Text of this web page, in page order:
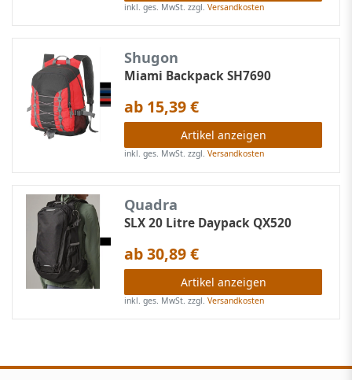
inkl. ges. MwSt. zzgl.Versandkosten
Shugon
Miami Backpack SH7690
ab 15,39 €
Artikel anzeigen
inkl. ges. MwSt. zzgl.Versandkosten
Quadra
SLX 20 Litre Daypack QX520
ab 30,89 €
Artikel anzeigen
inkl. ges. MwSt. zzgl.Versandkosten